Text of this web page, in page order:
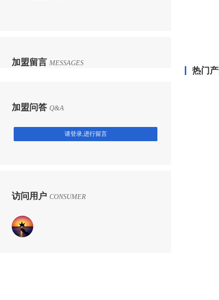
加盟留言 MESSAGES
加盟问答 Q&A
请登录,进行留言
访问用户 CONSUMER
热门